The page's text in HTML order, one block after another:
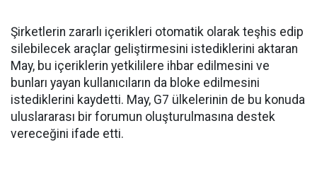
Şirketlerin zararlı içerikleri otomatik olarak teşhis edip
silebilecek araçlar geliştirmesini istediklerini aktaran
May, bu içeriklerin yetkililere ihbar edilmesini ve
bunları yayan kullanıcıların da bloke edilmesini
istediklerini kaydetti. May, G7 ülkelerinin de bu konuda
uluslararası bir forumun oluşturulmasına destek
vereceğini ifade etti.